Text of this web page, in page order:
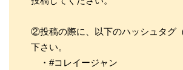
②投稿の際に、以下のハッシュタグ
下さい。
・#コレイージャン